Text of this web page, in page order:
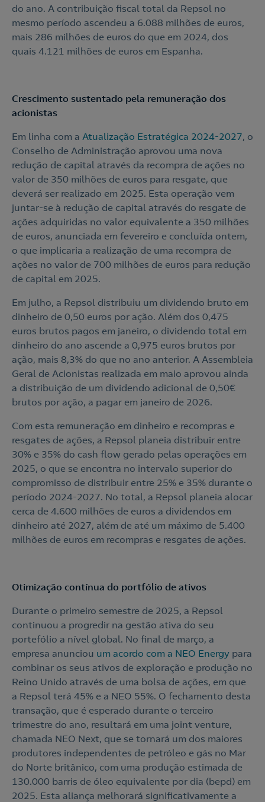
do ano. A contribuição fiscal total da Repsol no
mesmo período ascendeu a 6.088 milhões de euros,
mais 286 milhões de euros do que em 2024, dos
quais 4.121 milhões de euros em Espanha.
Crescimento sustentado pela remuneração dos
acionistas
Em linha com a Atualização Estratégica 2024-2027, o
Conselho de Administração aprovou uma nova
redução de capital através da recompra de ações no
valor de 350 milhões de euros para resgate, que
deverá ser realizado em 2025. Esta operação vem
juntar-se à redução de capital através do resgate de
ações adquiridas no valor equivalente a 350 milhões
de euros, anunciada em fevereiro e concluída ontem,
o que implicaria a realização de uma recompra de
ações no valor de 700 milhões de euros para redução
de capital em 2025.
Em julho, a Repsol distribuiu um dividendo bruto em
dinheiro de 0,50 euros por ação. Além dos 0,475
euros brutos pagos em janeiro, o dividendo total em
dinheiro do ano ascende a 0,975 euros brutos por
ação, mais 8,3% do que no ano anterior. A Assembleia
Geral de Acionistas realizada em maio aprovou ainda
a distribuição de um dividendo adicional de 0,50€
brutos por ação, a pagar em janeiro de 2026.
Com esta remuneração em dinheiro e recompras e
resgates de ações, a Repsol planeia distribuir entre
30% e 35% do cash flow gerado pelas operações em
2025, o que se encontra no intervalo superior do
compromisso de distribuir entre 25% e 35% durante o
período 2024-2027. No total, a Repsol planeia alocar
cerca de 4.600 milhões de euros a dividendos em
dinheiro até 2027, além de até um máximo de 5.400
milhões de euros em recompras e resgates de ações.
Otimização contínua do portfólio de ativos
Durante o primeiro semestre de 2025, a Repsol
continuou a progredir na gestão ativa do seu
portefólio a nível global. No final de março, a
empresa anunciou um acordo com a NEO Energy para
combinar os seus ativos de exploração e produção no
Reino Unido através de uma bolsa de ações, em que
a Repsol terá 45% e a NEO 55%. O fechamento desta
transação, que é esperado durante o terceiro
trimestre do ano, resultará em uma joint venture,
chamada NEO Next, que se tornará um dos maiores
produtores independentes de petróleo e gás no Mar
do Norte britânico, com uma produção estimada de
130.000 barris de óleo equivalente por dia (bepd) em
2025. Esta aliança melhorará significativamente a